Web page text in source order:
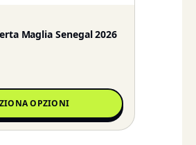
Maglia Senegal 2026
OPZIONI